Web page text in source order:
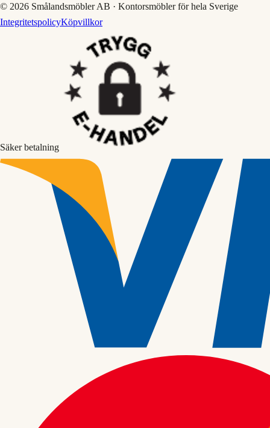
© 2026 Smålandsmöbler AB · Kontorsmöbler för hela Sverige
IntegritetspolicyKöpvillkor
Säker betalning